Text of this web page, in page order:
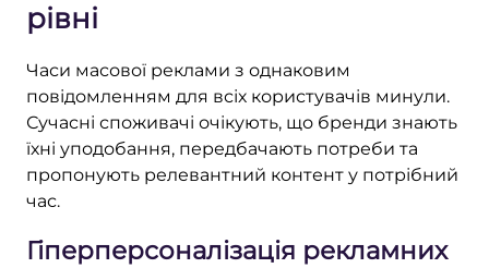
рівні
Часи масової реклами з однаковим
повідомленням для всіх користувачів минули.
Сучасні споживачі очікують, що бренди знають
їхні уподобання, передбачають потреби та
пропонують релевантний контент у потрібний
час.
Гіперперсоналізація рекламних